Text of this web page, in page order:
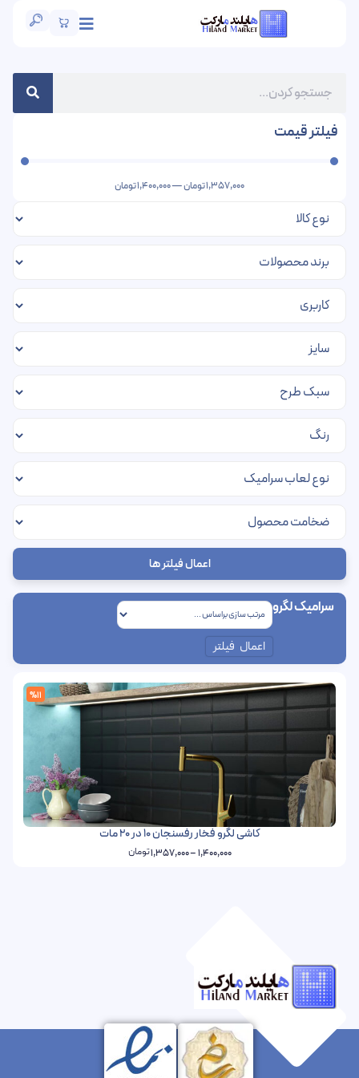
فیلتر قیمت
1,357,000تومان—
1,400,000تومان
اعمال فیلتر ها
سرامیک لگرو
اعمال فیلتر
%11
کاشی لگرو فخار رفسنجان 10 در 20 مات
1,400,000
–
1,357,000تومان